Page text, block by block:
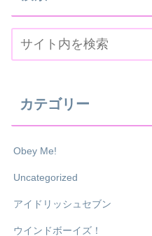
カテゴリー
Obey Me!
Uncategorized
アイドリッシュセブン
ウインドボーイズ！